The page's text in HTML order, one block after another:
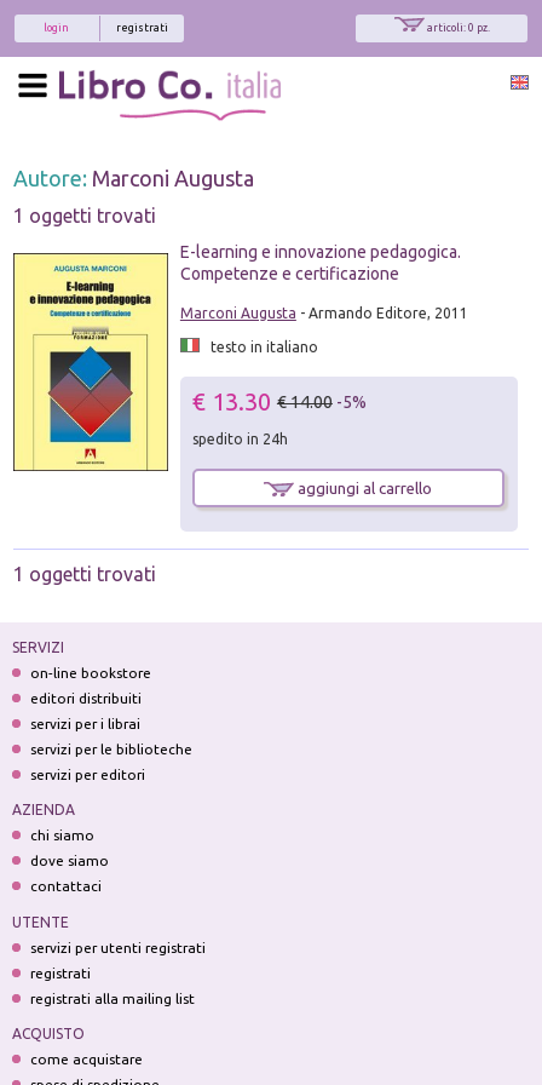
articoli: 0 pz.
registrati
login
Autore: Marconi Augusta
1 oggetti trovati
E-learning e innovazione pedagogica.
Competenze e certificazione
Marconi Augusta - Armando Editore, 2011
testo in italiano
€ 13.30 € 14.00 -5%
spedito in 24h
aggiungi al carrello
1 oggetti trovati
SERVIZI
on-line bookstore
editori distribuiti
servizi per i librai
servizi per le biblioteche
servizi per editori
AZIENDA
chi siamo
dove siamo
contattaci
UTENTE
servizi per utenti registrati
registrati
registrati alla mailing list
ACQUISTO
come acquistare